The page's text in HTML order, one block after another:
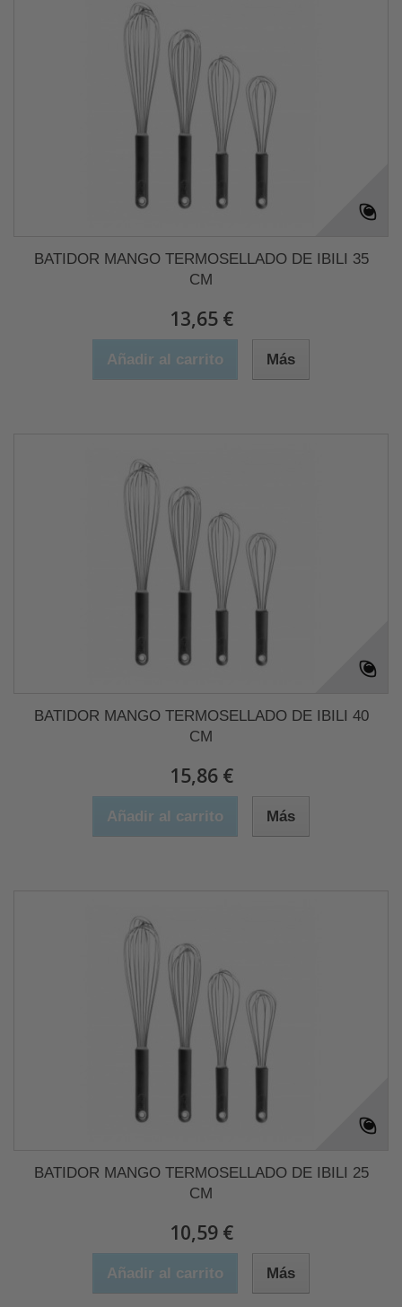
BATIDOR MANGO TERMOSELLADO DE IBILI 35
CM
13,65 €
Añadir al carrito Más
BATIDOR MANGO TERMOSELLADO DE IBILI 40
CM
15,86 €
Añadir al carrito Más
BATIDOR MANGO TERMOSELLADO DE IBILI 25
CM
10,59 €
Añadir al carrito Más